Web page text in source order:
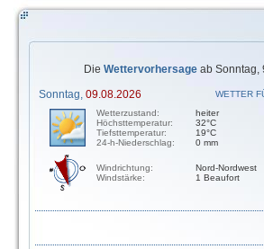
Die Wettervorhersage ab Sonntag,
Sonntag, 09.08.2026
WETTER
Wetterzustand:
Höchsttemperatur:
Tiefsttemperatur:
24-h-Niederschlag:
heiter
32°C
19°C
0 mm
Windrichtung:
Windstärke:
Nord-Nordwest
1 Beaufort